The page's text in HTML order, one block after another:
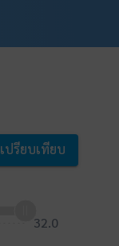
เปรียบเทียบ
29.0
28.5
32.0
32.5